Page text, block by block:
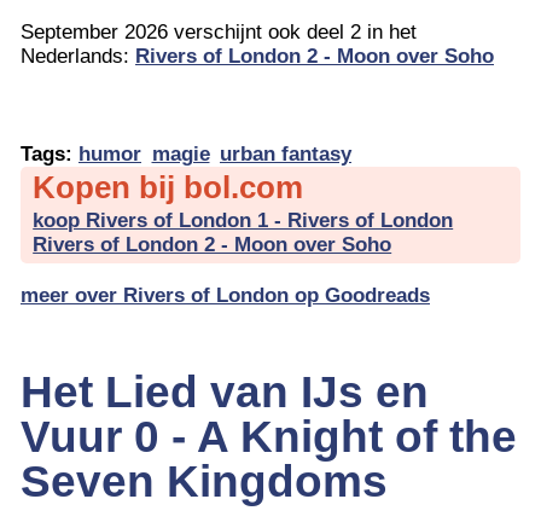
September 2026 verschijnt ook deel 2 in het
Nederlands: Rivers of London 2 - Moon over Soho
Tags: humor magie urban fantasy
Kopen bij bol.com
koop Rivers of London 1 - Rivers of London
Rivers of London 2 - Moon over Soho
meer over Rivers of London op Goodreads
Het Lied van IJs en
Vuur 0 - A Knight of the
Seven Kingdoms